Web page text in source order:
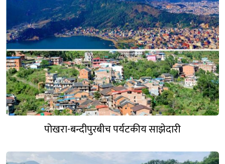
पोखरा-बन्दीपुरबीच पर्यटकीय साझेदारी